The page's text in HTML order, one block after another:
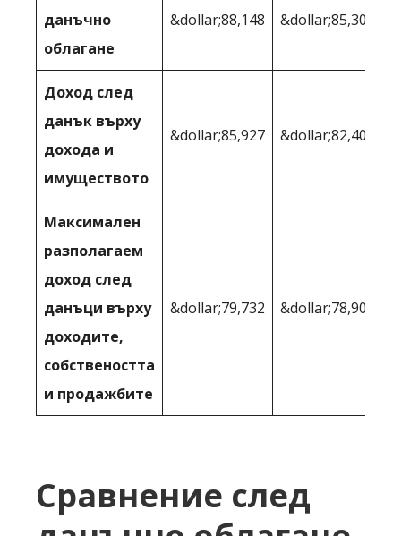
данъчно
облагане
&dollar;88,148 &dollar;85,304
Доход след
данък върху
дохода и
имуществото
&dollar;85,927 &dollar;82,404
Максимален
разполагаем
доход след
данъци върху
доходите,
собствеността
и продажбите
&dollar;79,732 &dollar;78,901
Сравнение след